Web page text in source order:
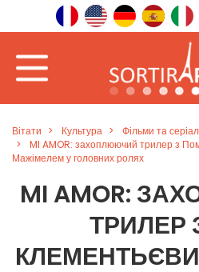
Вітати Культура
Фільми та
MI AMOR: захоплюючий трилер з
Мажімелем у головних ролях
MI AMOR:
ТРИЛЕР